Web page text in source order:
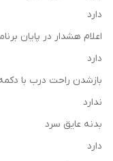
دارد
اعلام هشدار در پایان
دارد
بازشدن راحت درب با
ندارد
بدنه عایق سرد
دارد